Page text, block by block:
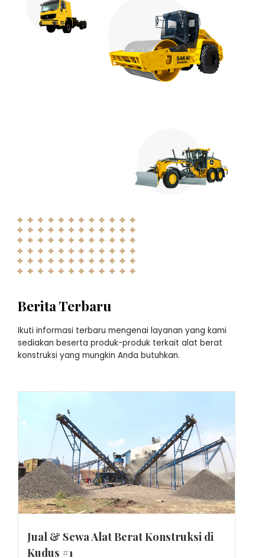
Berita Terbaru
Ikuti informasi terbaru mengenai layanan yang kami
sediakan beserta produk-produk terkait alat berat
konstruksi yang mungkin Anda butuhkan.
Jual & Sewa Alat Berat Konstruksi di
Kudus #1